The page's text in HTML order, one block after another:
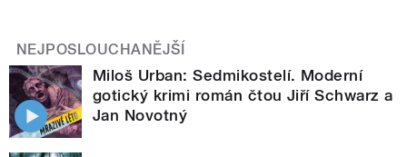
NEJPOSLOUCHANĚJŠÍ
Miloš Urban: Sedmikostelí. Moderní
gotický krimi román čtou Jiří Schwarz a
Jan Novotný